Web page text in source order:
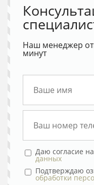
Наш менеджер
минут
Даю согласие на
данных
Подтверждаю
обработки